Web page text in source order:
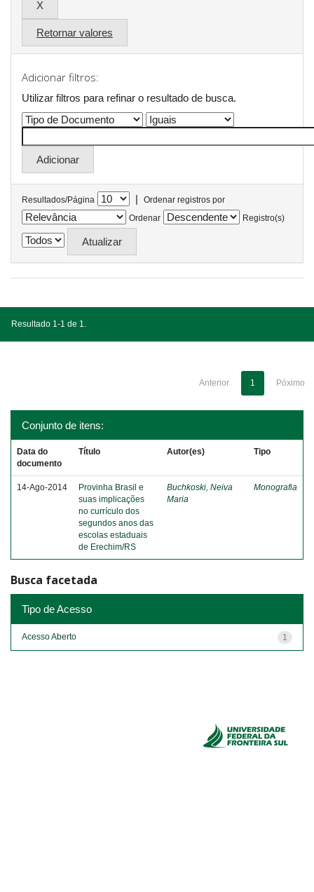
Retornar valores
Adicionar filtros:
Utilizar filtros para refinar o resultado de busca.
Resultados/Página |
Ordenar registros por
Ordenar
Registro(s)
Resultado 1-1 de 1.
Anterior 1 Póximo
Conjunto de itens:
Data do
documento
Título Autor(es) Tipo
14-Ago-2014
Provinha Brasil e
suas implicações
no currículo dos
segundos anos das
escolas estaduais
de Erechim/RS
Buchkoski, Neiva
Maria
Monografia
Busca facetada
Tipo de Acesso
1
Acesso Aberto